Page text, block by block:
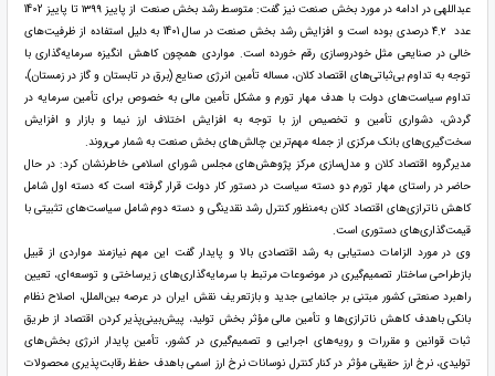
عبداللهی در ادامه در مورد بخش صنعت نیز گفت: متوسط رشد بخش صنعت از پاییز ۱۳۹۹ تا پاییز 1402
عدد ۴.۲ درصدی بوده است و افزایش رشد بخش صنعت در سال 1401 به دلیل استفاده از ظرفیت‌های
خالی در صنایعی مثل خودروسازی رقم خورده است. مواردی همچون کاهش انگیزه سرمایه‌گذاری با
توجه به تداوم بی‌ثباتی‌های اقتصاد کلان، مساله تأمین انرژی صنایع (برق در تابستان و گاز در زمستان)،
تداوم سیاست‌های دولت با هدف مهار تورم و مشکل تأمین مالی به خصوص برای تأمین سرمایه در
گردش، دشواری تأمین و تخصیص ارز با توجه به افزایش اختلاف ارز نیما و بازار و افزایش
سخت‌گیری‌های بانک مرکزی از جمله مهم‌ترین چالش‌های بخش صنعت به شمار می‌روند.
مدیرگروه اقتصاد کلان و مدل‌سازی مرکز پژوهش‌های مجلس شورای اسلامی خاطرنشان کرد: در حال
حاضر در راستای مهار تورم دو دسته سیاست‌ در دستور کار دولت قرار گرفته است که دسته اول شامل
کاهش ناترازی‌های اقتصاد کلان به‌منظور کنترل رشد نقدینگی و دسته دوم شامل سیاست‌های تثبیتی با
قیمت‌گذاری‌های دستوری است.
وی در مورد الزامات دستیابی به رشد اقتصادی بالا و پایدار گفت این مهم نیازمند مواردی از قبیل
بازطراحی ساختار تصمیم‌گیری در موضوعات مرتبط با سرمایه‌گذاری‌های زیرساختی و توسعه‌ای، تعیین
راهبرد صنعتی کشور مبتنی بر جانمایی جدید و بازتعریف نقش ایران در عرصه بین‌الملل، اصلاح نظام
بانکی باهدف کاهش ناترازی‌ها و تأمین مالی مؤثر بخش تولید، پیش‌بینی‌پذیر کردن اقتصاد از طریق
ثبات قوانین و مقررات و رویه‌های اجرایی و تصمیم‌گیری در کشور، تأمین پایدار انرژی بخش‌های
تولیدی، نرخ ارز حقیقی مؤثر در کنار کنترل نوسانات نرخ ارز اسمی باهدف حفظ رقابت‌پذیری محصولات